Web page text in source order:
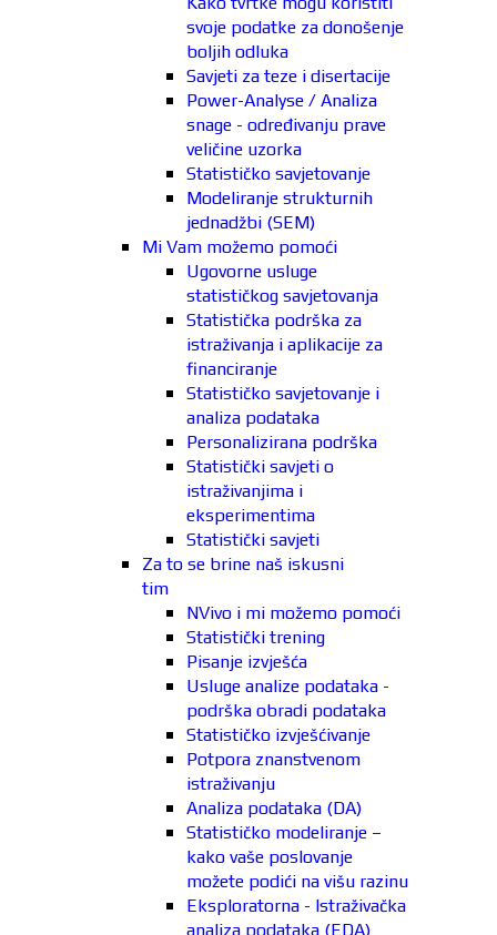
svoje podatke za donošenje
boljih odluka
Savjeti za teze i disertacije
Power-Analyse / Analiza
snage - određivanju prave
veličine uzorka
Statističko savjetovanje
Modeliranje strukturnih
jednadžbi (SEM)
Mi Vam možemo pomoći
Ugovorne usluge
statističkog savjetovanja
Statistička podrška za
istraživanja i aplikacije za
financiranje
Statističko savjetovanje i
analiza podataka
Personalizirana podrška
Statistički savjeti o
istraživanjima i
eksperimentima
Statistički savjeti
Za to se brine naš iskusni
tim
NVivo i mi možemo pomoći
Statistički trening
Pisanje izvješća
Usluge analize podataka -
podrška obradi podataka
Statističko izvješćivanje
Potpora znanstvenom
istraživanju
Analiza podataka (DA)
Statističko modeliranje –
kako vaše poslovanje
možete podići na višu razinu
Eksploratorna - Istraživačka
analiza podataka (EDA)